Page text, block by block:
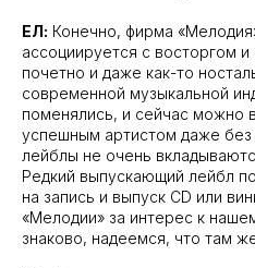
ЕЛ: Конечно, фирма
ассоциируется с восторгом и
почетно и даже как-то
современной музыкальной
поменялись, и сейчас можно
успешным артистом даже
лейблы не очень
Редкий выпускающий лейбл
на запись и выпуск CD или
«Мелодии» за интерес к
знаково, надеемся, что там